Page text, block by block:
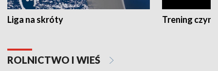
Liga na skróty Trening czyni
ROLNICTWO I WIEŚ